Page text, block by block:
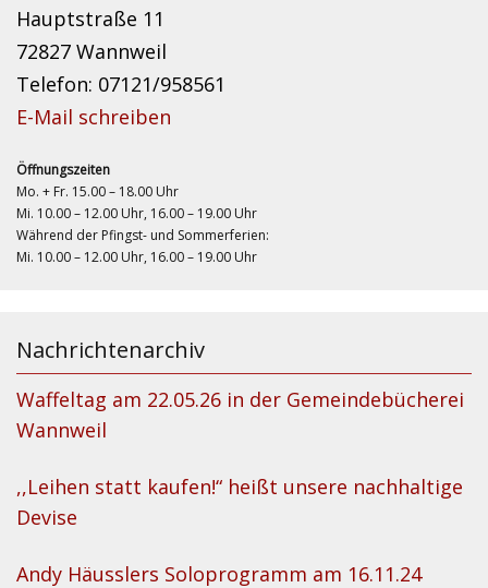
Hauptstraße 11
72827 Wannweil
Telefon: 07121/958561
E-Mail schreiben
Öffnungszeiten
Mo. + Fr. 15.00 – 18.00 Uhr
Mi. 10.00 – 12.00 Uhr, 16.00 – 19.00 Uhr
Während der Pfingst- und Sommerferien:
Mi. 10.00 – 12.00 Uhr, 16.00 – 19.00 Uhr
Nachrichtenarchiv
Waffeltag am 22.05.26 in der Gemeindebücherei
Wannweil
,,Leihen statt kaufen!“ heißt unsere nachhaltige
Devise
Andy Häusslers Soloprogramm am 16.11.24